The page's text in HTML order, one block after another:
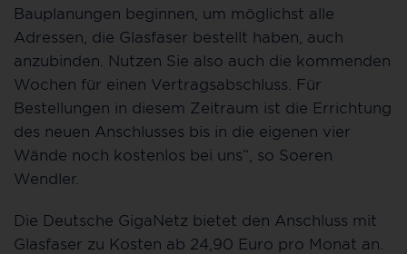
Bauplanungen beginnen, um möglichst alle
Adressen, die Glasfaser bestellt haben, auch
anzubinden. Nutzen Sie also auch die kommenden
Wochen für einen Vertragsabschluss. Für
Bestellungen in diesem Zeitraum ist die Errichtung
des neuen Anschlusses bis in die eigenen vier
Wände noch kostenlos bei uns“, so Soeren
Wendler.
Die Deutsche GigaNetz bietet den Anschluss mit
Glasfaser zu Kosten ab 24,90 Euro pro Monat an.